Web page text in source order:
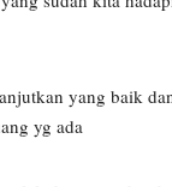
yang baik
yg ada